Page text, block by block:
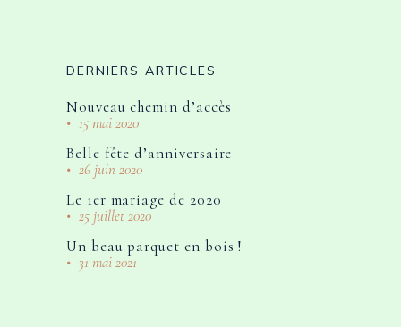
DERNIERS ARTICLES
Nouveau chemin d’accès
15 mai 2020
Belle fête d’anniversaire
26 juin 2020
Le 1er mariage de 2020
25 juillet 2020
Un beau parquet en bois !
31 mai 2021